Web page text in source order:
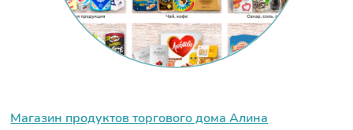
Магазин продуктов торгового дома Алина